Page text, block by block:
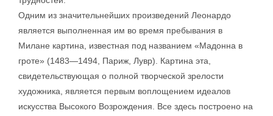
Одним из значительнейших произведений Леонардо
является выполненная им во время пребывания в
Милане картина, известная под названием «Мадонна в
гроте» (1483—1494, Париж, Лувр). Картина эта,
свидетельствующая о полной творческой зрелости
художника, является первым воплощением идеалов
искусства Высокого Возрождения. Все здесь построено на